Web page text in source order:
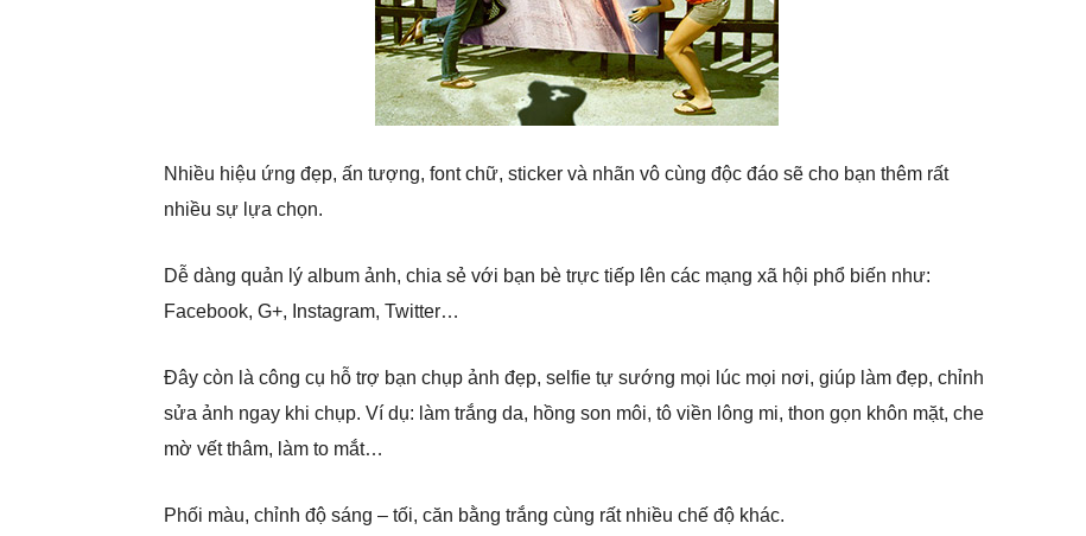
Nhiều hiệu ứng đẹp, ấn tượng, font chữ, sticker và nhãn vô cùng độc đáo sẽ cho bạn thêm rất
nhiều sự lựa chọn.
Dễ dàng quản lý album ảnh, chia sẻ với bạn bè trực tiếp lên các mạng xã hội phổ biến như:
Facebook, G+, Instagram, Twitter…
Đây còn là công cụ hỗ trợ bạn chụp ảnh đẹp, selfie tự sướng mọi lúc mọi nơi, giúp làm đẹp, chỉnh
sửa ảnh ngay khi chụp. Ví dụ: làm trắng da, hồng son môi, tô viền lông mi, thon gọn khôn mặt, che
mờ vết thâm, làm to mắt…
Phối màu, chỉnh độ sáng – tối, căn bằng trắng cùng rất nhiều chế độ khác.